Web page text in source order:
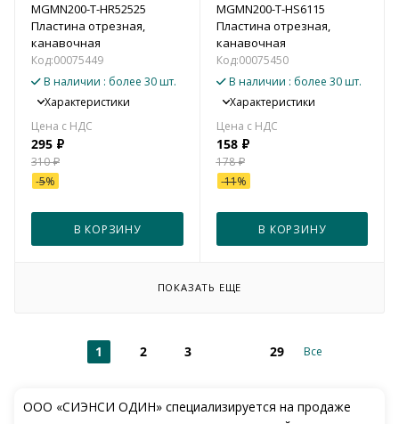
MGMN200-T-HR52525
Пластина отрезная,
канавочная
Код:00075449
В наличии : более 30 шт.
Характеристики
295 ₽
310₽
-5%
В КОРЗИНУ
MGMN200-T-HS6115
Пластина отрезная,
канавочная
Код:00075450
В наличии : более 30 шт.
Характеристики
158₽
178₽
-11%
В КОРЗИНУ
ПОКАЗАТЬ ЕЩЕ
1 2 3 29 Все
ООО «СИЭНСИ ОДИН» специализируется на продаже